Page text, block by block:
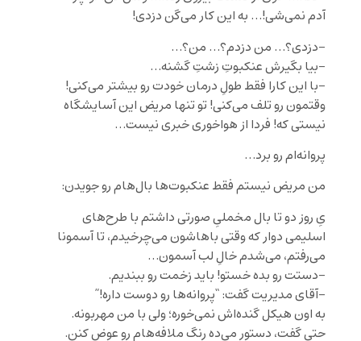
آدم نمی‌شی!… به این کار می‌گن دزدی!
-دزدی؟… من دزدم؟… من؟…
-بیا بگیرش عنکبوتِ زشتِ گشنه…
-با این کارا فقط طولِ درمان خودت رو بیشتر می‌کنی!
وقتمون رو تلف می‌کنی! تو تنها مریض این آسایشگاه
نیستی که! فردا از هواخوری خبری نیست…
پروانه‌ام رو برد…‌
من مریض نیستم فقط عنکبوت‌ها بال‌هام رو جویدن:
یِ روز دو تا بال مخملیِ صورتی داشتم با طرح‌های
اسلیمی دوار که وقتی باهاشون می‌چرخیدم، تا آسمونا
می‌رفتم، می‌شدم خالِ لب آسمون…
-دستت رو بده خستو! باید زخمت رو ببندیم.
-آقای مدیریت گفت: “پروانه‌ها رو دوست داره!”
به اون هیکل گنده‌اش نمی‌خوره؛ ولی با من مهربونه.
حتی گفت، دستور می‌ده رنگ ملافه‌هام رو عوض کنن.